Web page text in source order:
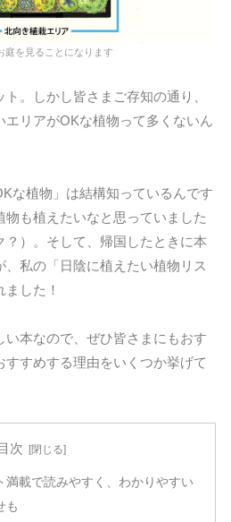
庭を見ることになります
。しかし皆さまご存知の通り、
エリアがOKな植物って多くないん
な植物」は結構知っているんです
も植えたいなと思っていました
？）。そして、帰国したときに本
私の「日陰に植えたい植物リス
した！
本なので、ぜひ皆さまにもおす
すめする理由をいくつか挙げて
目次
満載で読みやすく、わかりやすい
も